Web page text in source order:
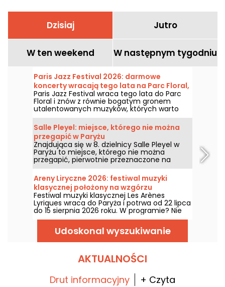
Dzisiaj Jutro
W ten weekend W następnym tygodniu
Paris Jazz Festival 2026: darmowe
koncerty wracają tego lata na Parc Floral,
program
Paris Jazz Festival wraca tego lata do Parc
Floral i znów z równie bogatym gronem
utalentowanych muzyków, których warto
zobaczyć i posłuchać w malowniczym,
wiejskim otoczeniu. Oto program
bezpłatnych koncertów do odkrycia od 24
czerwca do 6 września 2026 roku!
Salle Pleyel: miejsce, którego nie można
przegapić w Paryżu
Znajdująca się w 8. dzielnicy Salle Pleyel w
Paryżu to miejsce, którego nie można
przegapić, pierwotnie przeznaczone na
koncerty symfoniczne, a obecnie
poświęcone muzyce współczesnej. Otwarty
w 1927 roku, był gospodarzem niektórych z
największych nazwisk w muzyce i szczyci się
stylem Art Deco, który wciąż jest tak
uwodzicielski jak zawsze!
Areny Liryczne 2026: festiwal muzyki
klasycznej położony na wzgórzu
Montmartre
Festiwal muzyki klasycznej Les Arènes
Lyriques wraca do Paryża i potrwa od 22 lipca
do 15 sierpnia 2026 roku. W programie? Nie
mniej niż 16 koncertów w Arènes de
Montmartre, malowniczym miejscu
stwarzającym idealne warunki do słuchania
wielkich klasyków.
Udoskonal wyszukiwanie
AKTUALNOŚCI
Drut informacyjny + Czyta